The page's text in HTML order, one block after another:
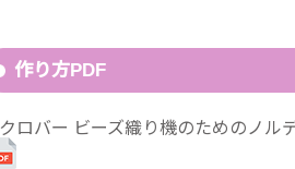
作り方PDF
クロバー ビーズ織り機のためのノル